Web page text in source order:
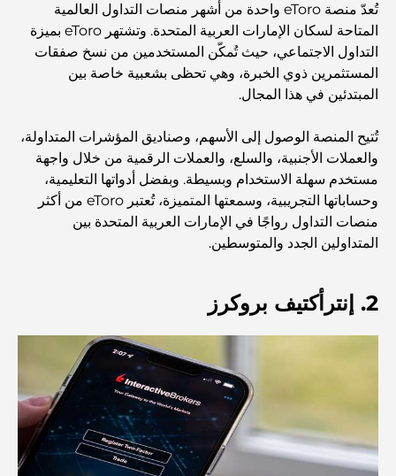
أغلى مدارس جيمس في دبي: دليل شامل للآباء
أفضل المدارس القريبة من داماك هيلز 2: دليل للعائلات
أفضل المطاعم الهندية في دبي: رحلة طهي
اكتشف ممشى نخلة جميرا: جولة بين الفخامة والإطلالات الخلابة
فنادق الخمس نجوم في دبي: فخامة لا مثيل لها لكل مسافر
أشياء يمكنك القيام بها في وسط مدينة دبي: دليلك الشامل
أفضل أماكن الإفطار في دبي: أفضل 7 أماكن لا تُضاهى لتجربة
إفطار رمضاني لا يُنسى
تُعدّ منصة eToro واحدة من أشهر منصات التداول العالمية
المتاحة لسكان الإمارات العربية المتحدة. وتشتهر eToro بميزة
التداول الاجتماعي، حيث تُمكّن المستخدمين من نسخ صفقات
المستثمرين ذوي الخبرة، وهي تحظى بشعبية خاصة بين
المبتدئين في هذا المجال.
تُتيح المنصة الوصول إلى الأسهم، وصناديق المؤشرات المتداولة،
والعملات الأجنبية، والسلع، والعملات الرقمية من خلال واجهة
مستخدم سهلة الاستخدام وبسيطة. وبفضل أدواتها التعليمية،
وحساباتها التجريبية، وسمعتها المتميزة، تُعتبر eToro من أكثر
منصات التداول رواجًا في الإمارات العربية المتحدة بين
المتداولين الجدد والمتوسطين.
2. إنترأكتيف بروكرز